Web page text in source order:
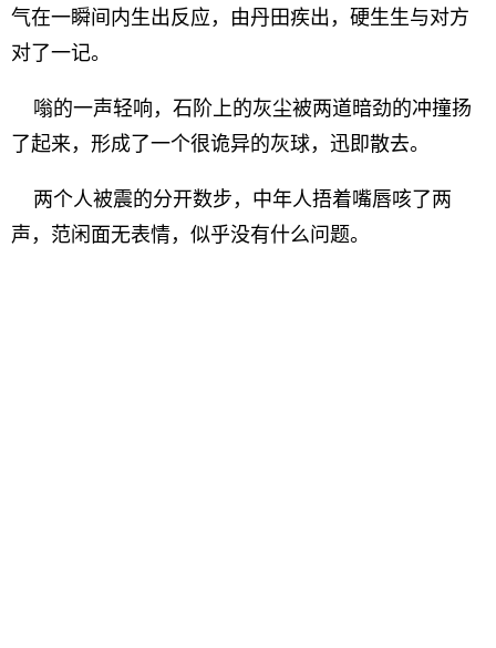
气在一瞬间内生出反应，由丹田疾出，硬生生与对方
对了一记。
嗡的一声轻响，石阶上的灰尘被两道暗劲的冲撞扬
了起来，形成了一个很诡异的灰球，迅即散去。
两个人被震的分开数步，中年人捂着嘴唇咳了两
声，范闲面无表情，似乎没有什么问题。